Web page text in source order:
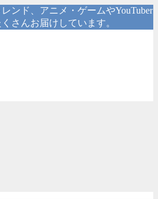
ンド、アニメ・ゲームやYouTuber
さんお届けしています。